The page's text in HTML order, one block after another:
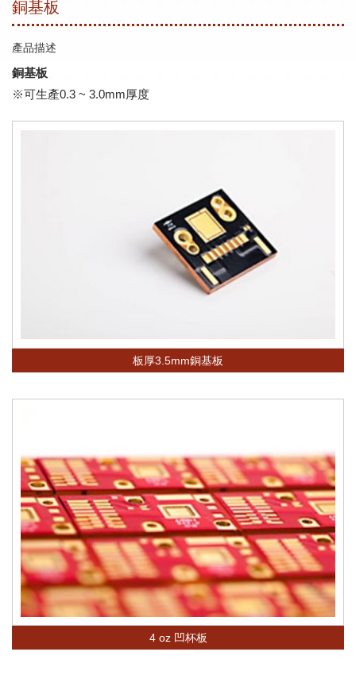
銅基板
產品描述
銅基板
※可生產0.3 ~ 3.0mm厚度
板厚3.5mm銅基板
4 oz 凹杯板